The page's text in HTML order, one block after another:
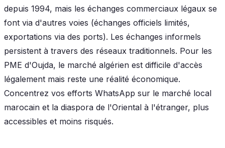
depuis 1994, mais les échanges commerciaux légaux se
font via d'autres voies (échanges officiels limités,
exportations via des ports). Les échanges informels
persistent à travers des réseaux traditionnels. Pour les
PME d'Oujda, le marché algérien est difficile d'accès
légalement mais reste une réalité économique.
Concentrez vos efforts WhatsApp sur le marché local
marocain et la diaspora de l'Oriental à l'étranger, plus
accessibles et moins risqués.